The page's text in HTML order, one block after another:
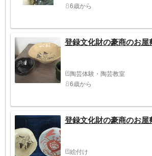
6歳から
登録文化財の豪商のお屋
陶芸体験・陶芸教室
6歳から
登録文化財の豪商のお
絵付け